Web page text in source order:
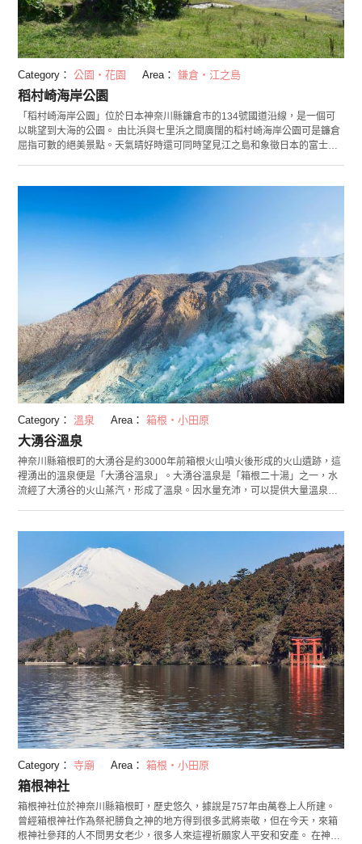
Category： 公園・花園 Area： 鎌倉・江之島
稻村崎海岸公園
「稻村崎海岸公園」位於日本神奈川縣鐮倉市的134號國道沿線，是一個可
以眺望到大海的公園。 由比浜與七里浜之間廣闊的稻村崎海岸公園可是鐮倉
屈指可數的絕美景點。天氣晴好時還可同時望見江之島和象徵日本的富士
中旬園內盛開繡球花，吸引眾多遊客前來拍照。 公園內設有可小憩的桌椅，
居民的休憩之地。
Category： 溫泉 Area： 箱根・小田原
大湧谷溫泉
神奈川縣箱根町的大湧谷是約3000年前箱根火山噴火後形成的火山遺跡，這
裡湧出的溫泉便是「大湧谷溫泉」。大湧谷溫泉是「箱根二十湯」之一，水
流經了大湧谷的火山蒸汽，形成了溫泉。因水量充沛，可以提供大量溫泉
題均有效果。同時也可以改善神經痛、肌肉酸痛，緩解疲勞。
Category： 寺廟 Area： 箱根・小田原
箱根神社
箱根神社位於神奈川縣箱根町，歷史悠久，據說是757年由萬卷上人所建。
曾經箱根神社作為祭祀勝負之神的地方得到很多武將崇敬，但在今天，來箱
根神社參拜的人不問男女老少，很多人來這裡祈願家人平安和安產。 在神社